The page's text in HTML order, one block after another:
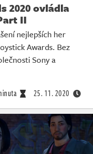
2020 ovládla
II
nejlepších her
Awards. Bez
Sony a
25. 11. 2020